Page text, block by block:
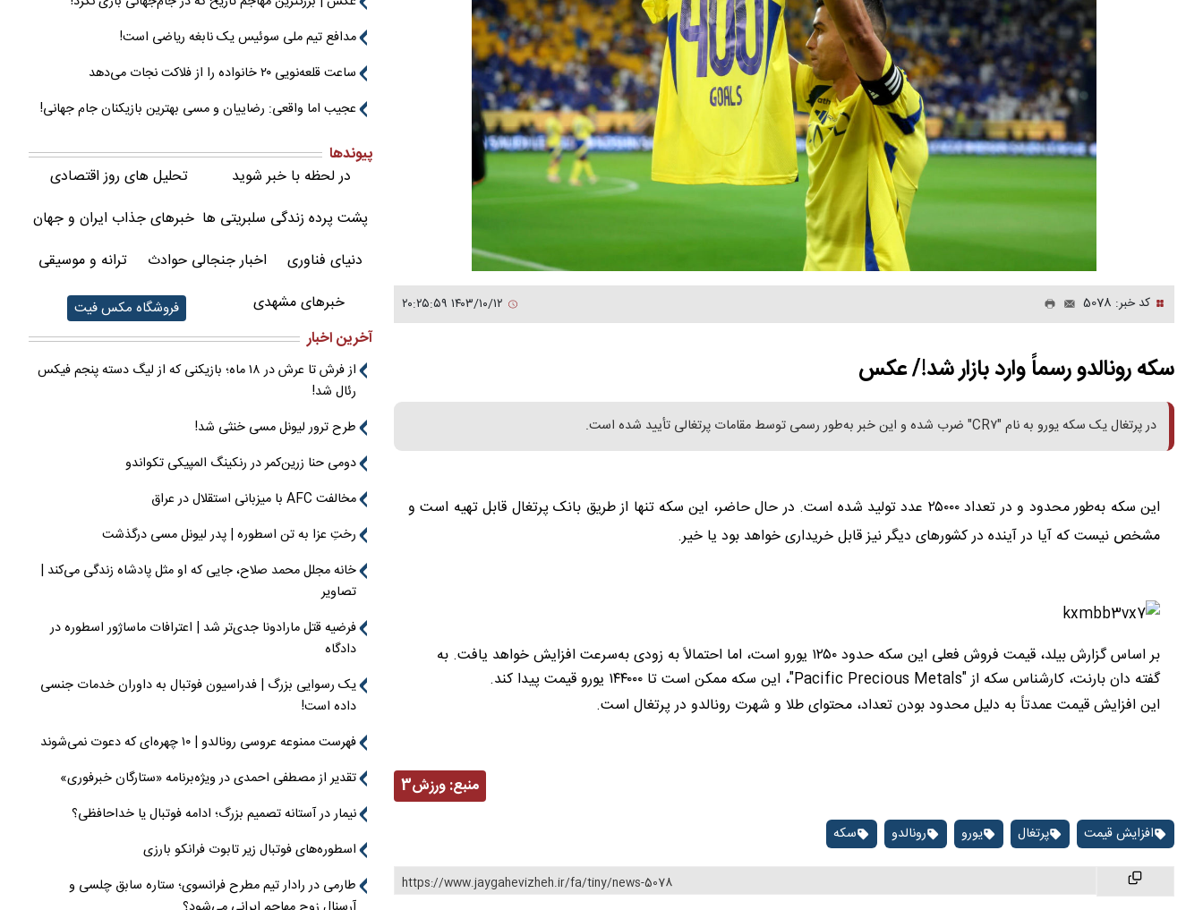
کد خبر: 5078
سکه رونالدو رسماً وارد بازار شد!/ عکس
در پرتغال یک سکه یورو به نام "CR۷" ضرب شده و این خبر به‌طور رسمی توسط مقامات پرتغالی تأیید شده است.
این سکه به‌طور محدود و در تعداد ۲۵۰۰۰ عدد تولید شده است. در حال حاضر، این سکه تنها از طریق بانک پرتغال قابل تهیه است و
مشخص نیست که آیا در آینده در کشورهای دیگر نیز قابل خریداری خواهد بود یا خیر.
بر اساس گزارش بیلد، قیمت فروش فعلی این سکه حدود ۱۲۵۰ یورو است، اما احتمالاً به زودی به‌سرعت افزایش خواهد یافت. به
گفته دان بارنت، کارشناس سکه از "Pacific Precious Metals"، این سکه ممکن است تا ۱۴۴۰۰۰ یورو قیمت پیدا کند.
این افزایش قیمت عمدتاً به دلیل محدود بودن تعداد، محتوای طلا و شهرت رونالدو در پرتغال است.
منبع:ورزش3
افزایش قیمت پرتغال یورو رونالدو سکه
https://www.jaygahevizheh.ir/fa/tiny/news-5078
مدافع تیم ملی سوئیس یک نابغه ریاضی است!
ساعت قلعه‌نویی ۲۰ خانواده را از فلاکت نجات می‌دهد
عجیب اما واقعی: رضاییان و مسی بهترین بازیکنان جام جهانی!
پیوندها
در لحظه با خبر شوید
تحلیل های روز اقتصادی
پشت پرده زندگی سلبریتی ها خبرهای جذاب ایران و جهان
دنیای فناوری
اخبار جنجالی حوادث
ترانه و موسیقی
خبرهای مشهدی
فروشگاه مکس فیت
آخرین اخبار
از فرش تا عرش در ۱۸ ماه؛ بازیکنی که از لیگ دسته پنجم فیکس
رئال شد!
طرح ترور لیونل مسی خنثی شد!
دومی حنا زرین‌کمر در رنکینگ المپیکی تکواندو
مخالفت AFC با میزبانی استقلال در عراق
رختِ عزا به تن اسطوره | پدر لیونل مسی درگذشت
خانه مجلل محمد صلاح، جایی که او مثل پادشاه زندگی می‌کند |
تصاویر
فرضیه قتل مارادونا جدی‌تر شد | اعترافات ماساژور اسطوره در
دادگاه
یک رسوایی بزرگ | فدراسیون فوتبال به داوران خدمات جنسی
داده است!
فهرست ممنوعه عروسی رونالدو | ۱۰ چهره‌ای که دعوت نمی‌شوند
تقدیر از مصطفی احمدی در ویژه‌برنامه «ستارگان خبرفوری»
نیمار در آستانه تصمیم بزرگ؛ ادامه فوتبال یا خداحافظی؟
اسطوره‌های فوتبال زیر تابوت فرانکو بارزی
طارمی در رادار تیم مطرح فرانسوی؛ ستاره سابق چلسی و